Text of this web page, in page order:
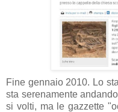
Fine gennaio 2010. Lo
sta serenamente
si volti, ma le gazzette